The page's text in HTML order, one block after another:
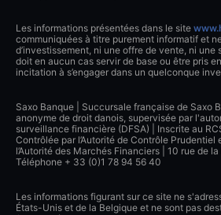
Les informations présentées dans le site
communiquées à titre purement informatif et
d’investissement, ni une offre de vente, ni une
doit en aucun cas servir de base ou être pris
incitation à s’engager dans un quelconque
Saxo Banque | Succursale française de Saxo
anonyme de droit danois, supervisée par
surveillance financière (DFSA) | Inscrite au
Contrôlée par l’Autorité de Contrôle Prudentiel
l’Autorité des Marchés Financiers | 10 rue de la
Téléphone + 33 (0)1 78 94 56 40
Les informations figurant sur ce site ne
États-Unis et de la Belgique et ne sont pas